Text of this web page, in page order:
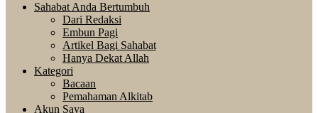
Sahabat Anda Bertumbuh
Dari Redaksi
Embun Pagi
Artikel Bagi Sahabat
Hanya Dekat Allah
Kategori
Bacaan
Pemahaman Alkitab
Akun Saya